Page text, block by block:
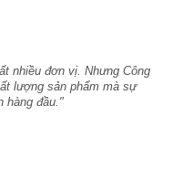
nhiều đơn vị. Nhưng Công
lượng sản phẩm mà sự
hàng đầu."